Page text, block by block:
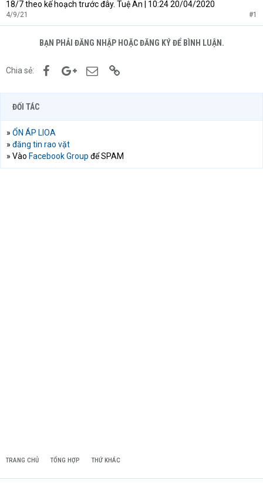
18/7 theo kế hoạch trước đây. Tuệ An | 10:24 20/04/2020
4/9/21 #1
BẠN PHẢI ĐĂNG NHẬP HOẶC ĐĂNG KÝ ĐỂ BÌNH LUẬN.
Chia sẻ: FacebookGoogle+Email
ĐỐI TÁC
» ỔN ÁP LIOA
» đăng tin rao vặt
» Vào Facebook Group để SPAM
TRANG CHỦ TỔNG HỢP THỨ KHÁC